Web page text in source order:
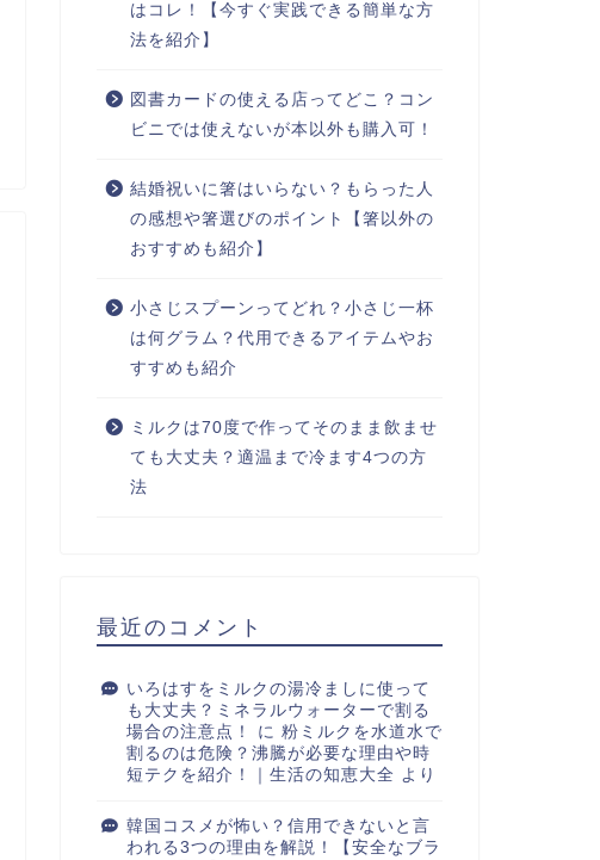
はコレ！【今すぐ実践できる簡単な方
法を紹介】
図書カードの使える店ってどこ？コン
ビニでは使えないが本以外も購入可！
結婚祝いに箸はいらない？もらった人
の感想や箸選びのポイント【箸以外の
おすすめも紹介】
小さじスプーンってどれ？小さじ一杯
は何グラム？代用できるアイテムやお
すすめも紹介
ミルクは70度で作ってそのまま飲ませ
ても大丈夫？適温まで冷ます4つの方
法
最近のコメント
いろはすをミルクの湯冷ましに使って
も大丈夫？ミネラルウォーターで割る
場合の注意点！
に 粉ミルクを水道水で
割るのは危険？沸騰が必要な理由や時
短テクを紹介！｜生活の知恵大全 より
韓国コスメが怖い？信用できないと言
われる3つの理由を解説！【安全なブラ